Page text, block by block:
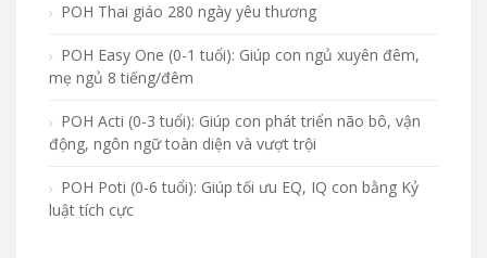
POH Thai giáo 280 ngày yêu thương
POH Easy One (0-1 tuổi): Giúp con ngủ xuyên đêm,
mẹ ngủ 8 tiếng/đêm
POH Acti (0-3 tuổi): Giúp con phát triển não bô, vận
động, ngôn ngữ toàn diện và vượt trội
POH Poti (0-6 tuổi): Giúp tối ưu EQ, IQ con bằng Kỷ
luật tích cực